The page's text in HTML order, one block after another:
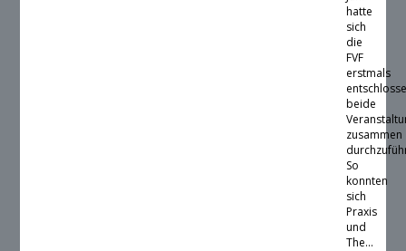
hatte
sich
die
FVF
erstmals
beide
zusammen
So
konnten
sich
Praxis
und
The...